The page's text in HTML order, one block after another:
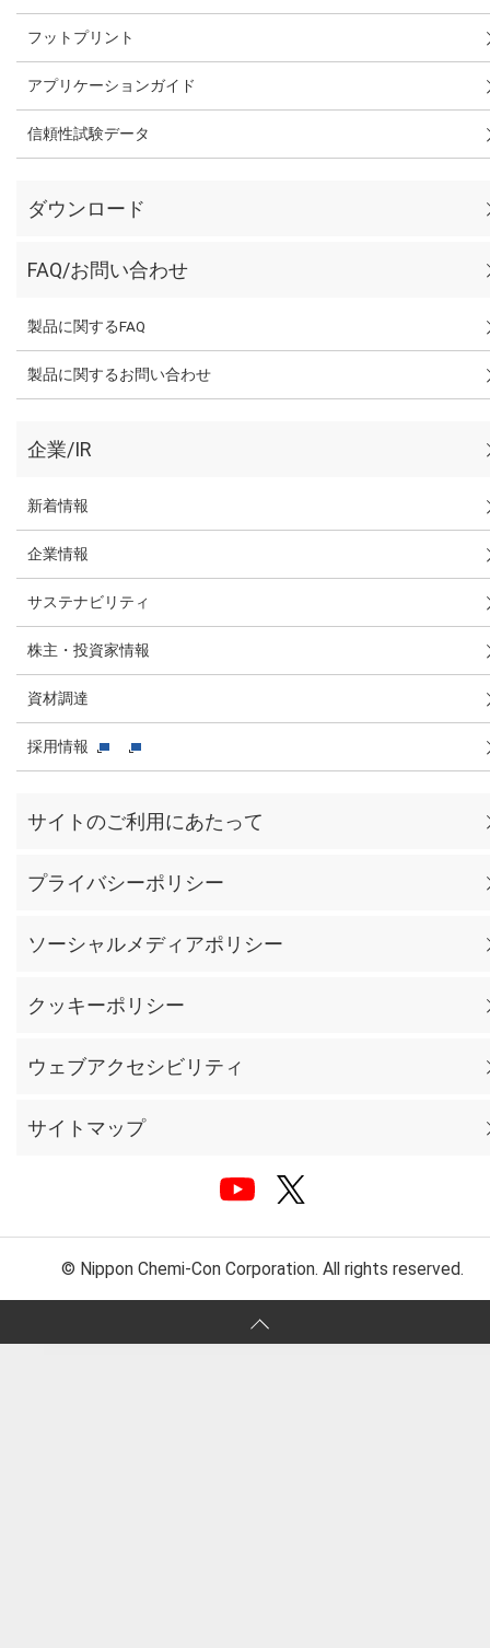
フットプリント
アプリケーションガイド
信頼性試験データ
ダウンロード
FAQ/お問い合わせ
製品に関するFAQ
製品に関するお問い合わせ
企業/IR
新着情報
企業情報
サステナビリティ
株主・投資家情報
資材調達
採用情報
サイトのご利用にあたって
プライバシーポリシー
ソーシャルメディアポリシー
クッキーポリシー
ウェブアクセシビリティ
サイトマップ
© Nippon Chemi-Con Corporation. All rights reserved.